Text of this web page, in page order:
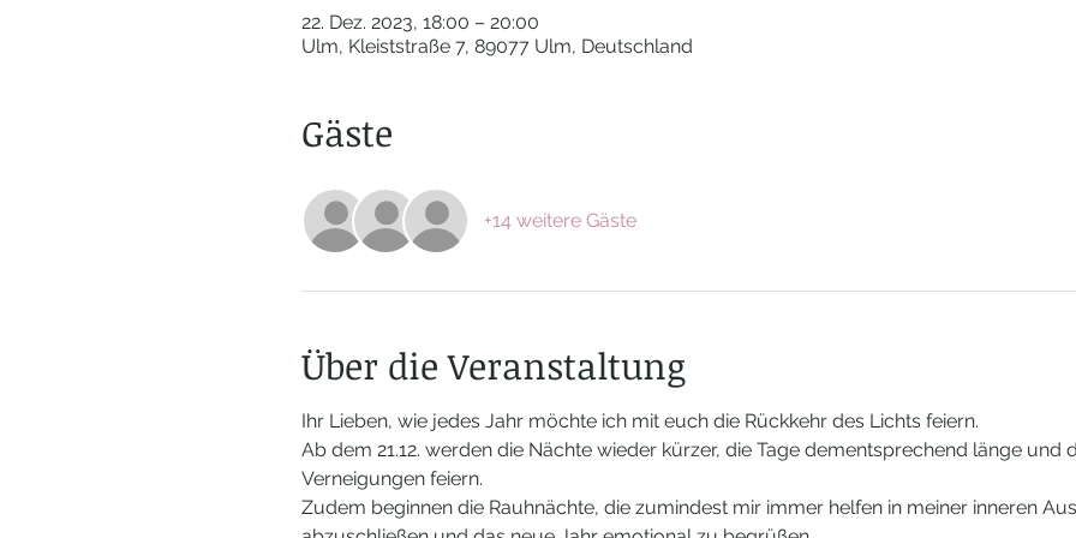
22. Dez. 2023, 18:00 – 20:00
Ulm, Kleiststraße 7, 89077 Ulm, Deutschland
Gäste
+14 weitere Gäste
Über die Veranstaltung
Ihr Lieben, wie jedes Jahr möchte ich mit euch die Rückkehr des Lichts feiern.
Ab dem 21.12. werden die Nächte wieder kürzer, die Tage dementsprechend länge und
Verneigungen feiern.
Zudem beginnen die Rauhnächte, die zumindest mir immer helfen in meiner inneren